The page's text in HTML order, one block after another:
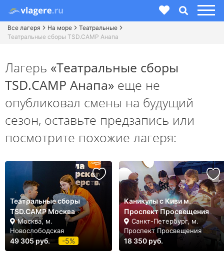
Все лагеря На море
Театральные
Театральные сборы TSD.CAMP Анапа
Лагерь «Театральные сборы
TSD.CAMP Анапа» еще не
опубликовал смены на будущий
сезон, оставьте предзапись или
посмотрите похожие лагеря:
Театральные сборы
TSD.CAMP Москва
Москва, м.
Новослободская
49 305 руб. -5%
Каникулы с Киви м.
Проспект Просвещения
Санкт-Петербург, м.
Проспект Просвещения
18 350 руб.